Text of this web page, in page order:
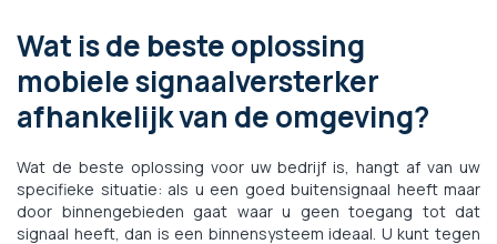
Wat is de beste oplossing
mobiele signaalversterker
afhankelijk van de omgeving?
Wat de beste oplossing voor uw bedrijf is, hangt af van uw
specifieke situatie: als u een goed buitensignaal heeft maar
door binnengebieden gaat waar u geen toegang tot dat
signaal heeft, dan is een binnensysteem ideaal. U kunt tegen